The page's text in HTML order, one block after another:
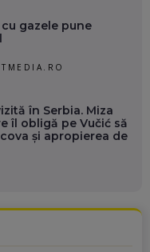
gazele pune
în Serbia. Miza
îl obligă pe Vučić să
și apropierea de